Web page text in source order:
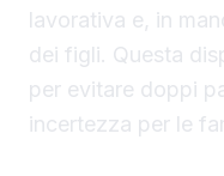
lavorativa e, in
dei figli. Questa
per evitare doppi
incertezza per le